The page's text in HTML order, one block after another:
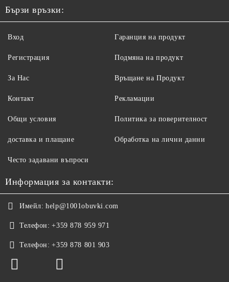
Бързи връзки:
Вход
Регистрация
За Нас
Контакт
Общи условия
доставка и плащане
Гаранция на продукт
Подмяна на продукт
Връщане на Продукт
Рекламации
Политика за поверителност
Обработка на лични данни
Често задавани въпроси
Информация за контакти:
Имейл: help@1001obuvki.com
Телефон: +359 878 959 971
Телефон: +359 878 801 903